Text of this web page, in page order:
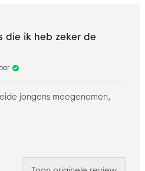
die ik heb zeker de
jongens meegenomen,